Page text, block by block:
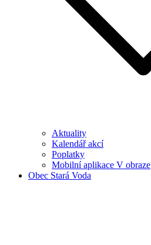
Aktuality
Kalendář akcí
Poplatky
Mobilní aplikace V obraze
Obec Stará Voda